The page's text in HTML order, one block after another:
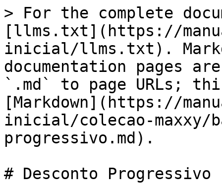
> For the complete
[llms.txt](https://
inicial/llms.txt).
documentation pages
`.md` to page URLs;
[Markdown](https://
inicial/colecao-maxxy/
progressivo.md).
# Desconto Progressivo